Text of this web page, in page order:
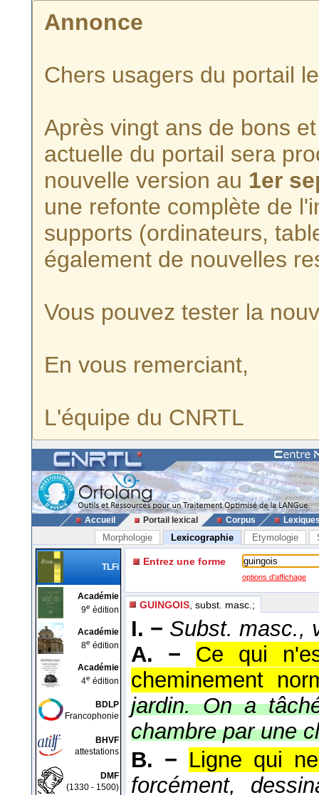
Annonce
Chers usagers du portail
Après vingt ans de bons
actuelle du portail sera
nouvelle version au 1er
une refonte complète de
supports (ordinateurs,
également de nouvelles
Vous pouvez tester la
En vous remerciant,
L'équipe du CNRTL
Accueil Portail lexical Corpus
Morphologie Lexicographie Etymologie
TLFi
Académie
9e édition
Académie
8e édition
Académie
4e édition
BDLP
Francophonie
BHVF
attestations
DMF
(1330 - 1500)
Entrez une forme
options d'affichage
GUINGOIS , subst. masc.;
I. − Subst. masc.,
A. −
Ce qui
cheminement
jardin. On a
chambre par une
B. − Ligne qui
forcément,